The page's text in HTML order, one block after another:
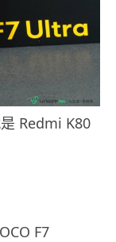
Redmi K80
F7